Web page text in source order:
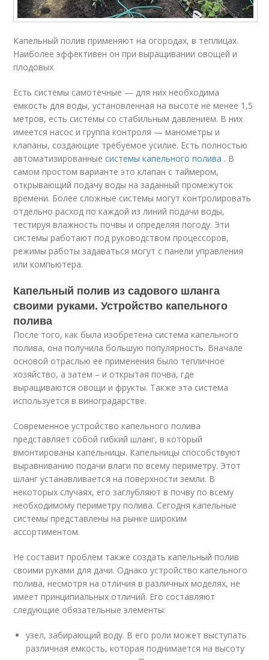
Капельный полив применяют на огородах, в теплицах.
Наиболее эффективен он при выращивании овощей и
плодовых
Есть системы самотечные — для них необходима
емкость для воды, установленная на высоте не менее 1,5
метров, есть системы со стабильным давлением. В них
имеется насос и группа контроля — манометры и
клапаны, создающие требуемое усилие. Есть полностью
автоматизированныесистемы капельного полива . В
самом простом варианте это клапан с таймером,
открывающий подачу воды на заданный промежуток
времени. Более сложные системы могут контролировать
отдельно расход по каждой из линий подачи воды,
тестируя влажность почвы и определяя погоду. Эти
системы работают под руководством процессоров,
режимы работы задаваться могут с панели управления
или компьютера.
Капельный полив из садового шланга
своими руками. Устройство капельного
полива
После того, как была изобретена система капельного
полива, она получила большую популярность. Вначале
основой отраслью ее применения было тепличное
хозяйство, а затем – и открытая почва, где
выращиваются овощи и фрукты. Также эта система
используется в виноградарстве.
Современное устройство капельного полива
представляет собой гибкий шланг, в который
вмонтированы капельницы. Капельницы способствуют
выравниванию подачи влаги по всему периметру. Этот
шланг устанавливается на поверхности земли. В
некоторых случаях, его заглубляют в почву по всему
необходимому периметру полива. Сегодня капельные
системы представлены на рынке широким
ассортиментом.
Не составит проблем также создать капельный полив
своими руками для дачи. Однако устройство капельного
полива, несмотря на отличия в различных моделях, не
имеет принципиальных отличий. Его составляют
следующие обязательные элементы:
узел, забирающий воду. В его роли может выступать
различная емкость, которая поднимается на высоту